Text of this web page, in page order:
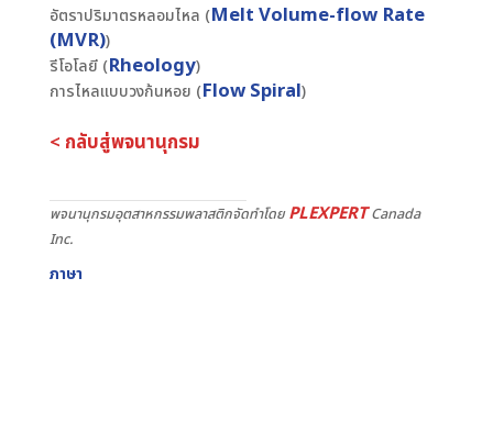
อัตราปริมาตรหลอมไหล (Melt Volume-flow Rate
(MVR))
รีโอโลยี (Rheology)
การไหลแบบวงก้นหอย (Flow Spiral)
< กลับสู่พจนานุกรม
พจนานุกรมอุตสาหกรรมพลาสติกจัดทำโดยPLEXPERTCanada
Inc.
ภาษา